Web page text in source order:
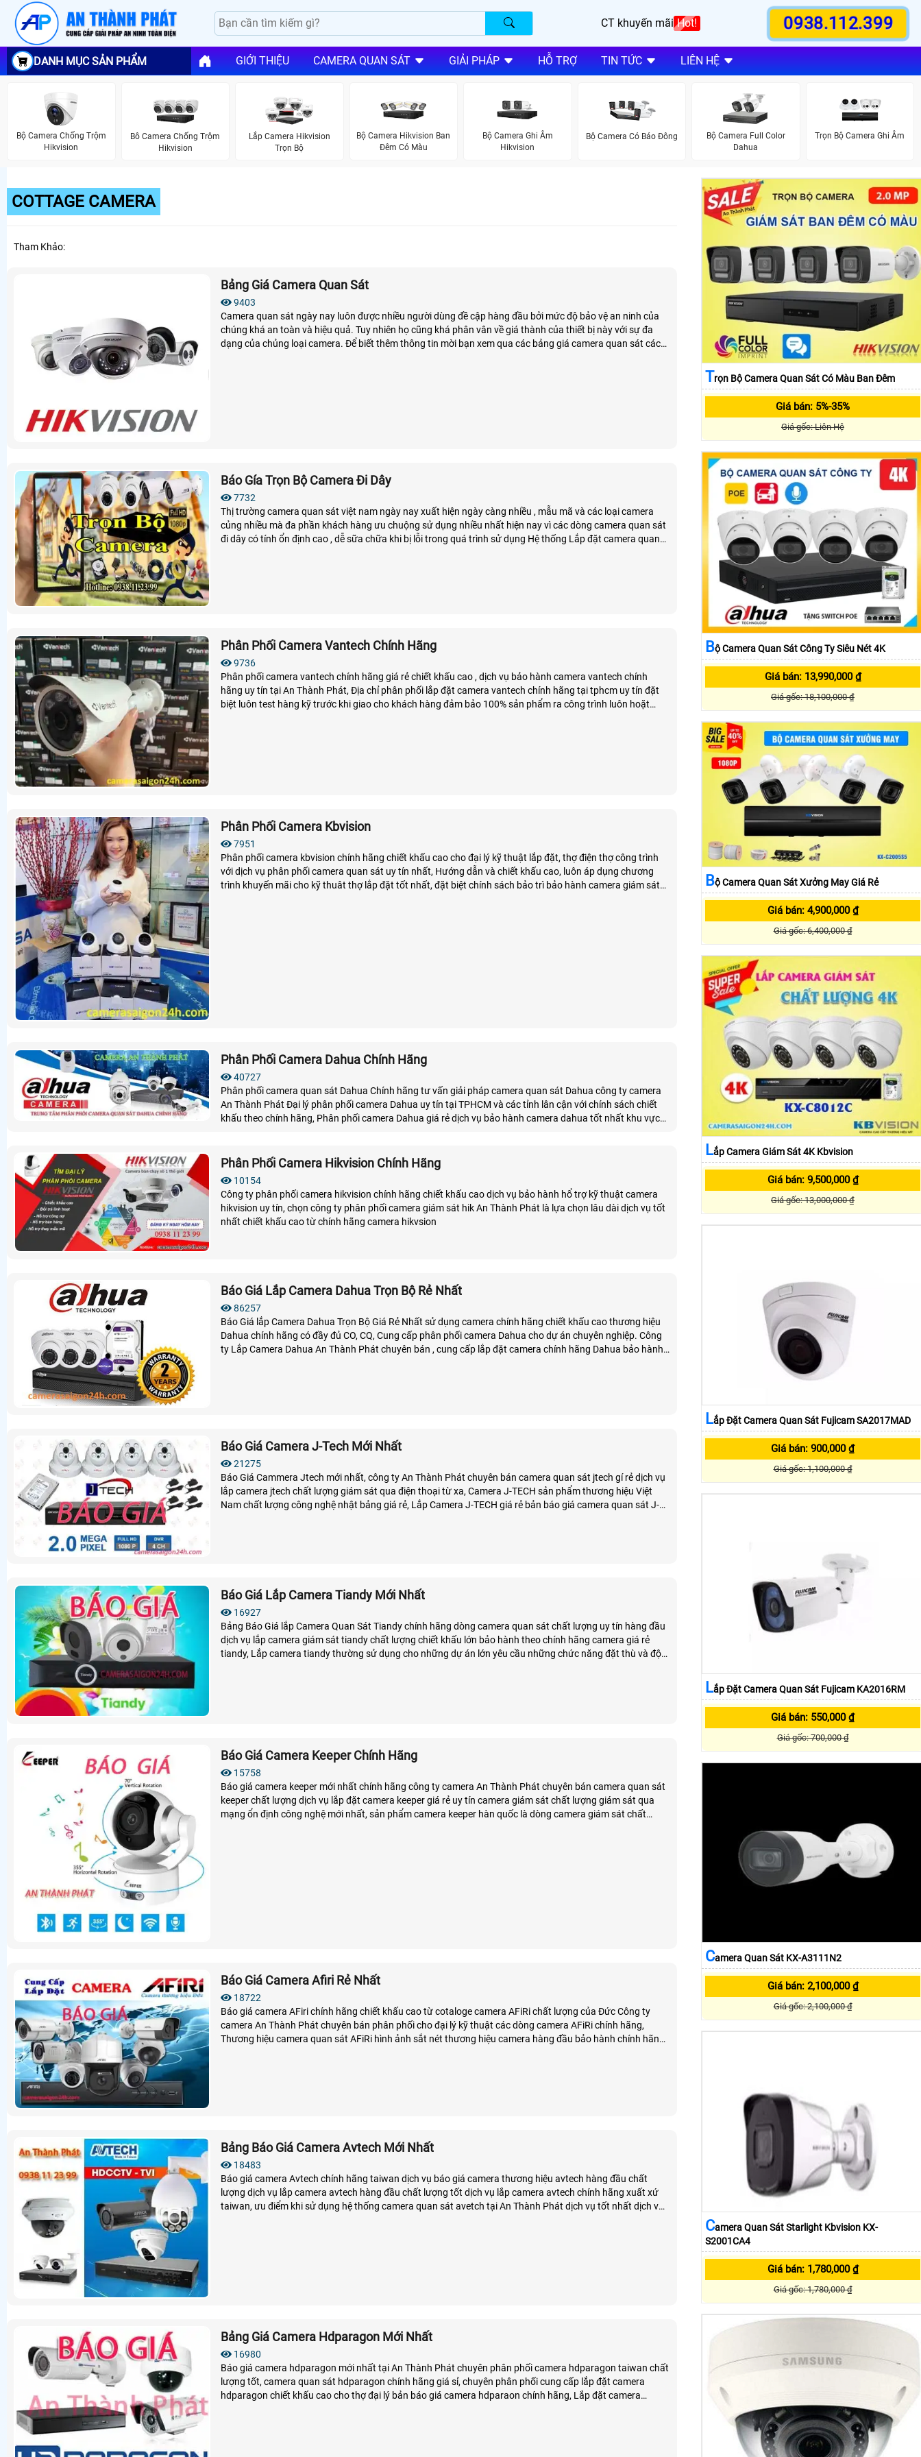
CT khuyến mãi Hot! 0938.112.399
DANH MỤC SẢN PHẨM GIỚI THIỆU CAMERA QUAN SÁT GIẢI PHÁP HỖ TRỢ TIN TỨC LIÊN HỆ
Bộ Camera Chống Trộm
Hikvision
Bô Camera Chống Trộm
Hikvision
Lắp Camera Hikvision
Trọn Bộ
Bộ Camera Hikvision Ban
Đêm Có Màu
Bộ Camera Ghi Âm
Hikvision
Bộ Camera Có Báo Đông
Bộ Camera Full Color
Dahua
Trọn Bộ Camera Ghi Âm
COTTAGE CAMERA
Tham Khảo:
Bảng Giá Camera Quan Sát
9403
Camera quan sát ngày nay luôn được nhiều người dùng đề cập hàng đầu bởi mức độ bảo vệ an ninh của
chúng khá an toàn và hiệu quả. Tuy nhiên họ cũng khá phân vân về giá thành của thiết bị này với sự đa
dạng của chủng loại camera. Để biết thêm thông tin mời bạn xem qua các bảng giá camera quan sát các
Báo Gía Trọn Bộ Camera Đi Dây
7732
Thị trường camera quan sát việt nam ngày nay xuất hiện ngày càng nhiều , mẫu mã và các loại camera
củng nhiều mà đa phần khách hàng ưu chuộng sử dụng nhiều nhất hiện nay vì các dòng camera quan sát
đi dây có tính ổn định cao , dễ sữa chữa khi bị lỗi trong quá trình sử dụng Hệ thống Lắp đặt camera quan
Phân Phối Camera Vantech Chính Hãng
9736
Phân phối camera vantech chính hãng giá rẻ chiết khấu cao , dịch vụ bảo hành camera vantech chính
hãng uy tín tại An Thành Phát, Địa chỉ phân phối lắp đặt camera vantech chính hãng tại tphcm uy tín đặt
biệt luôn test hàng kỹ trước khi giao cho khách hàng đảm bảo 100% sản phẩm ra công trình luôn hoặt
Phân Phối Camera Kbvision
7951
Phân phối camera kbvision chính hãng chiết khấu cao cho đại lý kỹ thuật lắp đặt, thợ điện thợ công trình
với dịch vụ phân phối camera quan sát uy tín nhất, Hướng dẫn và chiết khấu cao, luôn áp dụng chương
trình khuyến mãi cho kỹ thuât thợ lắp đặt tốt nhất, đặt biệt chính sách bảo trì bảo hành camera giám sát
Phân Phối Camera Dahua Chính Hãng
40727
Phân phối camera quan sát Dahua Chính hãng tư vấn giải pháp camera quan sát Dahua công ty camera
An Thành Phát Đại lý phân phối camera Dahua uy tín tại TPHCM và các tỉnh lân cận với chính sách chiết
khấu theo chính hãng, Phân phối camera Dahua giá rẻ dịch vụ bảo hành camera dahua tốt nhất khu vực
Phân Phối Camera Hikvision Chính Hãng
10154
Công ty phân phối camera hikvision chính hãng chiết khấu cao dịch vụ bảo hành hổ trợ kỹ thuật camera
hikvision uy tín, chọn công ty phân phối camera giám sát hik An Thành Phát là lựa chọn lâu dài dịch vụ tốt
nhất chiết khấu cao từ chính hãng camera hikvsion
Báo Giá Lắp Camera Dahua Trọn Bộ Rẻ Nhất
86257
Báo Giá lắp Camera Dahua Trọn Bộ Giá Rẻ Nhất sử dụng camera chính hãng chiết khấu cao thương hiệu
Dahua chính hãng có đầy đủ CO, CQ, Cung cấp phân phối camera Dahua cho dự án chuyên nghiệp. Công
ty Lắp Camera Dahua An Thành Phát chuyên bán , cung cấp lắp đặt camera chính hãng Dahua bảo hành
Báo Giá Camera J-Tech Mới Nhất
21275
Báo Giá Cammera Jtech mới nhất, công ty An Thành Phát chuyên bán camera quan sát jtech gí rẻ dịch vụ
lắp camera jtech chất lượng giám sát qua điện thoại từ xa, Camera J-TECH sản phẩm thương hiệu Việt
Nam chất lượng công nghệ nhật bảng giá rẻ, Lắp Camera J-TECH giá rẻ bản báo giá camera quan sát J-
Báo Giá Lắp Camera Tiandy Mới Nhất
16927
Bảng Báo Giá lắp Camera Quan Sát Tiandy chính hãng dòng camera quan sát chất lượng uy tín hàng đầu
dịch vụ lắp camera giám sát tiandy chất lượng chiết khấu lớn bảo hành theo chính hãng camera giá rẻ
tiandy, Lắp camera tiandy thường sử dụng cho những dự án lớn yêu cầu những chức năng đặt thù và độ
Báo Giá Camera Keeper Chính Hãng
15758
Báo giá camera keeper mới nhất chính hãng công ty camera An Thành Phát chuyên bán camera quan sát
keeper chất lượng dịch vụ lắp đặt camera keeper giá rẻ uy tín camera giám sát chất lượng giám sát qua
mạng ổn định công nghệ mới nhất, sản phẩm camera keeper hàn quốc là dòng camera giám sát chất
Báo Giá Camera Afiri Rẻ Nhất
18722
Báo giá camera AFiri chính hãng chiết khấu cao từ cotaloge camera AFiRi chất lượng của Đức Công ty
camera An Thành Phát chuyên bán phân phối cho đại lý kỹ thuật các dòng camera AFiRi chính hãng,
Thương hiệu camera quan sát AFiRi hình ảnh sắt nét thương hiệu camera hàng đầu bảo hành chính hãng
Bảng Báo Giá Camera Avtech Mới Nhất
18483
Báo giá camera Avtech chính hãng taiwan dịch vụ báo giá camera thương hiệu avtech hàng đầu chất
lượng dịch vụ lắp camera avtech hàng đầu chất lượng tốt dịch vụ lắp camera avtech chính hãng xuất xứ
taiwan, ưu điểm khi sử dụng hệ thống camera quan sát avetch tại An Thành Phát dịch vụ tốt nhất dịch vụ
Bảng Giá Camera Hdparagon Mới Nhất
16980
Báo giá camera hdparagon mới nhất tại An Thành Phát chuyên phân phối camera hdparagon taiwan chất
lượng tốt, camera quan sát hdparagon chính hãng giá sỉ, chuyên phân phối cung cấp lắp đặt camera
hdparagon chiết khấu cao cho thợ đại lý bản báo giá camera hdparaon chính hãng, Lắp đặt camera
TRọn Bộ Camera Quan Sát Có Màu Ban Đêm
Giá bán: 5%-35%
Giá gốc: Liên Hệ
BỘ Camera Quan Sát Công Ty Siêu Nét 4K
Giá bán: 13,990,000 ₫
Giá gốc: 18,100,000 ₫
BỘ Camera Quan Sát Xưởng May Giá Rẻ
Giá bán: 4,900,000 ₫
Giá gốc: 6,400,000 ₫
LẮp Camera Giám Sát 4K Kbvision
Giá bán: 9,500,000 ₫
Giá gốc: 13,000,000 ₫
LẮp Đặt Camera Quan Sát Fujicam SA2017MAD
Giá bán: 900,000 ₫
Giá gốc: 1,100,000 ₫
LẮp Đặt Camera Quan Sát Fujicam KA2016RM
Giá bán: 550,000 ₫
Giá gốc: 700,000 ₫
CAmera Quan Sát KX-A3111N2
Giá bán: 2,100,000 ₫
Giá gốc: 2,100,000 ₫
CAmera Quan Sát Starlight Kbvision KX-
S2001CA4
Giá bán: 1,780,000 ₫
Giá gốc: 1,780,000 ₫